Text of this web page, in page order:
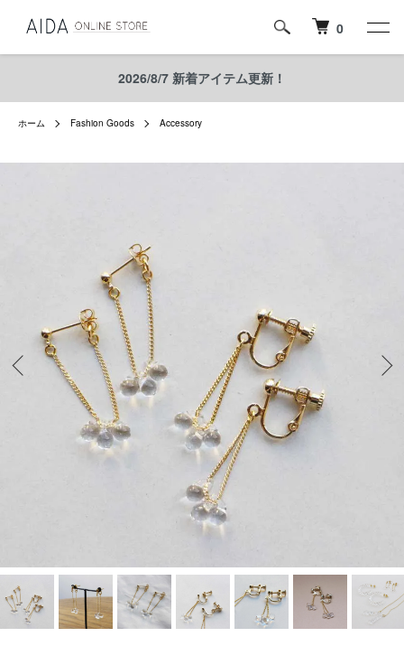
0
2026/8/7 新着アイテム更新！
ホーム Fashion Goods Accessory